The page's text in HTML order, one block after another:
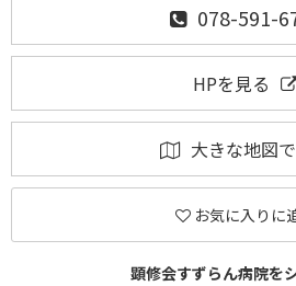
078-591-
HPを見る
大きな地図
お気に入りに
顕修会すずらん病院を